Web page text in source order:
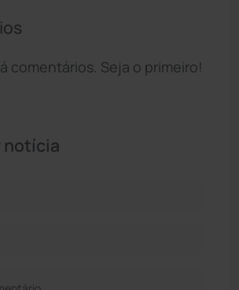
comentários. Seja o primeiro!
notícia